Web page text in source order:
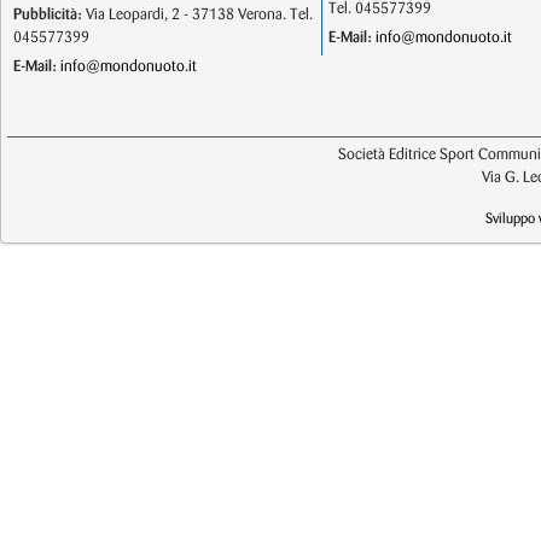
Pubblicità: Via Leopardi, 2 - 37138 Verona. Tel.
045577399
E-Mail: info@mondonuoto.it
Tel. 045577399
E-Mail: info@mondonuoto.it
Società Editrice Sport
Via G.
Sviluppo